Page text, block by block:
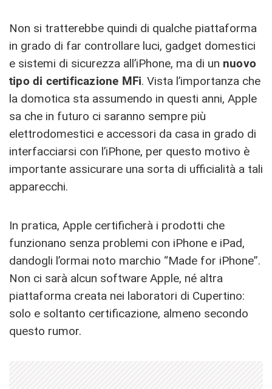
Non si tratterebbe quindi di qualche piattaforma
in grado di far controllare luci, gadget domestici
e sistemi di sicurezza all’iPhone, ma di un nuovo
tipo di certificazione MFi. Vista l’importanza che
la domotica sta assumendo in questi anni, Apple
sa che in futuro ci saranno sempre più
elettrodomestici e accessori da casa in grado di
interfacciarsi con l’iPhone, per questo motivo è
importante assicurare una sorta di ufficialità a tali
apparecchi.
In pratica, Apple certificherà i prodotti che
funzionano senza problemi con iPhone e iPad,
dandogli l’ormai noto marchio “Made for iPhone”.
Non ci sarà alcun software Apple, né altra
piattaforma creata nei laboratori di Cupertino:
solo e soltanto certificazione, almeno secondo
questo rumor.